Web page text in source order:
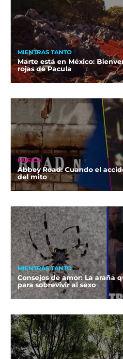
MIENTRAS TANTO
Marte está en México:
rojas de Pacula
MÚSICA
Abbey Road: Cuando el
del mito
MIENTRAS TANTO
Consejos de amor: La araña
para sobrevivir al sexo